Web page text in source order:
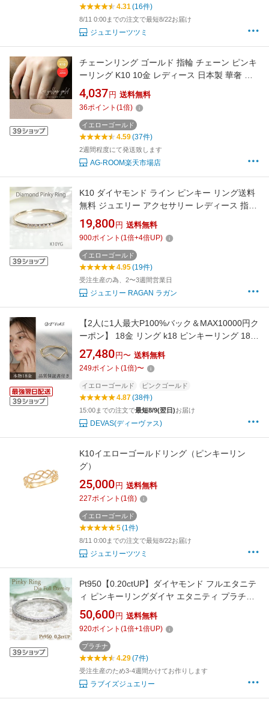
4.31(16件)
8/11 0:00までの注文で最短8/22お届け
ジュエリーツツミ
チェーンリング ゴールド 指輪 チェーン ピンキ
ーリング K10 10金 レディース 日本製 華奢 細
身 イエローゴールド 小豆チェーン 重ね付け シ
ンプル スキンジュエリー Cheravir シェラビー
ル
4,037 円 送料無料
36ポイント (1倍)
イエローゴールド
4.59(37件)
2週間程度にて発送致します
AG-ROOM楽天市場店
K10 ダイヤモンド ライン ピンキー リング送料
無料 ジュエリー アクセサリー レディース 指輪
10金 ゴールド ダイヤ ダイア 誕生石 4月 人気
華奢 可愛い 上品 綺麗 ギフト シンプル プレゼ
ント 誕生日 記念日 レイヤード 重ね着け ダイヤ
ライン 大人 女性
19,800 円 送料無料
900ポイント (1倍+4倍UP)
イエローゴールド
4.95(19件)
受注生産の為、2〜3週間営業日
ジュエリー RAGAN ラガン
【2人に1人最大P100%バック＆MAX10000円ク
ーポン】 18金 リング k18 ピンキーリング 18k
指輪 レディース メンズ シンプル ゴールド ウェ
ーブ 18金指輪 k18リング ピンキー ピンクゴー
ルド 極細 細い 華奢 0号 1号 2号 3号 4号 5号 6
号 7号 8号 9号 10号
27,480 円〜 送料無料
249ポイント (1倍)〜
イエローゴールド ピンクゴールド
4.87(38件)
15:00までの注文で最短8/9(翌日)お届け
DEVAS(ディーヴァス)
K10イエローゴールドリング（ピンキーリン
グ）
25,000 円 送料無料
227ポイント (1倍)
イエローゴールド
5(1件)
8/11 0:00までの注文で最短8/22お届け
ジュエリーツツミ
Pt950【0.20ctUP】ダイヤモンド フルエタニテ
ィ ピンキーリングダイヤ エタニティ プラチナ
品質保証書 レディース ジュエリー ギフト 贈り
物 可愛い おしゃれ 裏抜きなし 無垢 指輪 繊細
細い 細め 小指 細身 人気 華奢 【送料無料】
50,600 円 送料無料
920ポイント (1倍+1倍UP)
プラチナ
4.29(7件)
受注生産のため3-4週間かけてお作りします
ラブイズジュエリー